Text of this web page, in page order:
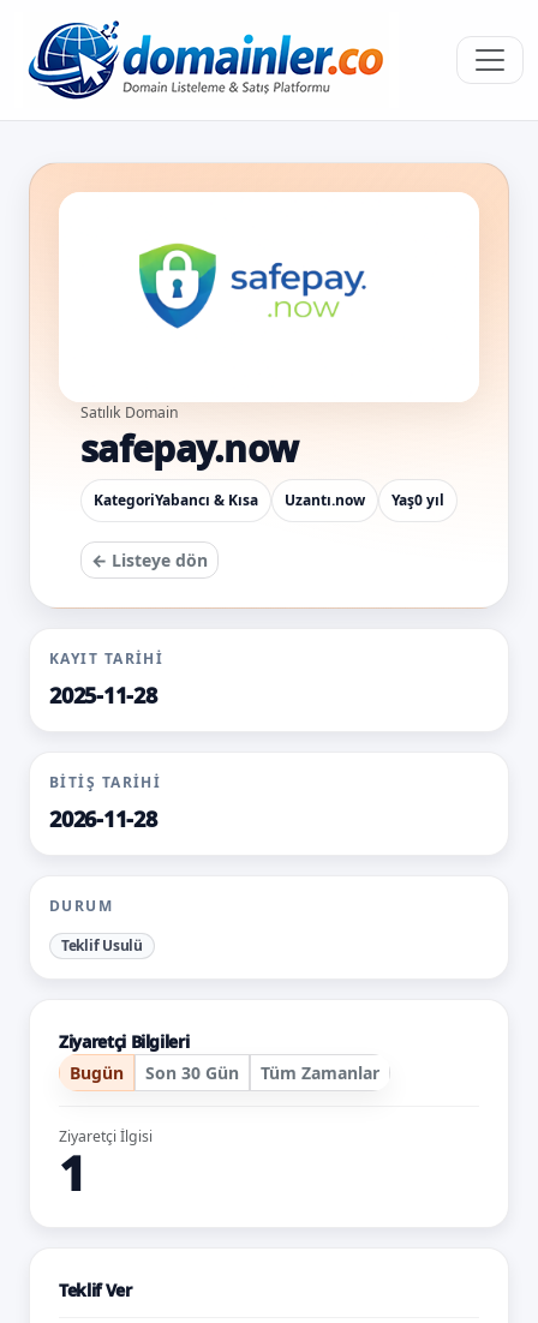
Satılık Domain
safepay.now
KategoriYabancı & Kısa Uzantı.now Yaş0 yıl
← Listeye dön
KAYIT TARIHI
2025-11-28
BITIŞ TARIHI
2026-11-28
DURUM
Teklif Usulü
Ziyaretçi Bilgileri
Bugün
Son 30 Gün Tüm Zamanlar
Ziyaretçi İlgisi
1
Teklif Ver